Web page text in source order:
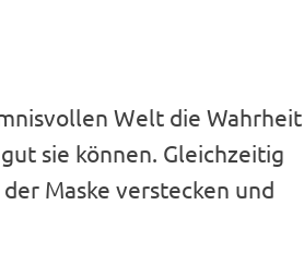
Welt die Wahrheit
sie können. Gleichzeitig
Maske verstecken und